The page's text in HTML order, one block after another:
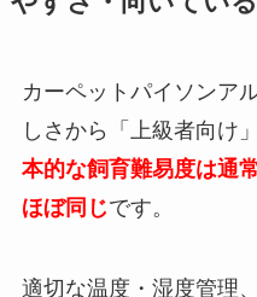
カーペットパイソンア
しさから「上級者向け
本的な飼育難易度は通
ほぼ同じです。
適切な温度・湿度管理